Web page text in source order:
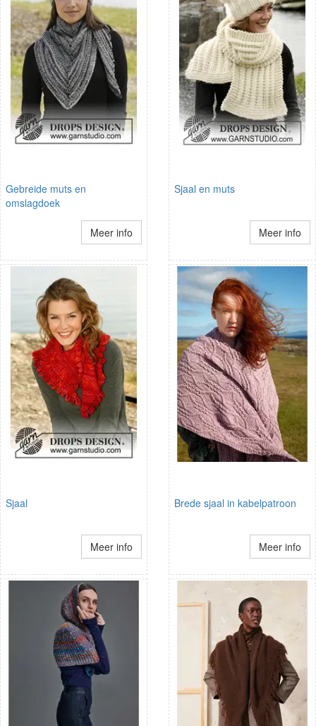
Gebreide muts en
omslagdoek
Meer info
Sjaal en muts
Meer info
Sjaal
Meer info
Brede sjaal in kabelpatroon
Meer info